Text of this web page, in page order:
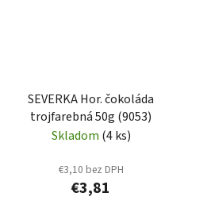
SEVERKA Hor. čokoláda
trojfarebná 50g (9053)
Skladom (4 ks)
€3,10 bez DPH
€3,81